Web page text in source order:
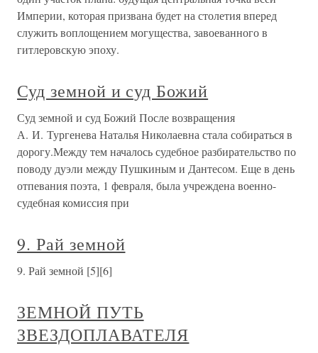
Империи, которая призвана будет на столетия вперед
служить воплощением могущества, завоеванного в
гитлеровскую эпоху.
Суд земной и суд Божий
Суд земной и суд Божий После возвращения
А. И. Тургенева Наталья Николаевна стала собираться в
дорогу.Между тем началось судебное разбирательство по
поводу дуэли между Пушкиным и Дантесом. Еще в день
отпевания поэта, 1 февраля, была учреждена военно-
судебная комиссия при
9. Рай земной
9. Рай земной [5][6]
ЗЕМНОЙ ПУТЬ
ЗВЕЗДОПЛАВАТЕЛЯ